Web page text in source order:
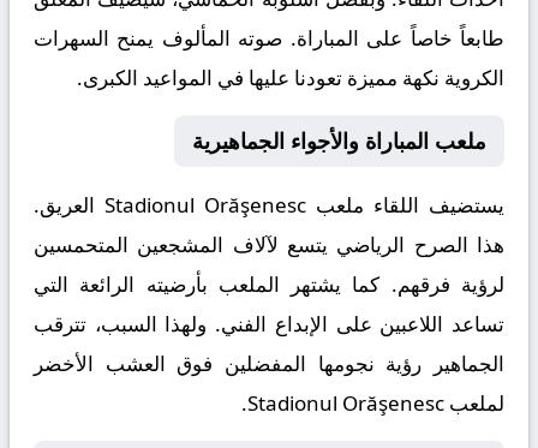
طابعاً خاصاً على المباراة. صوته المألوف يمنح السهرات
الكروية نكهة مميزة تعودنا عليها في المواعيد الكبرى.
ملعب المباراة والأجواء الجماهيرية
يستضيف اللقاء ملعب Stadionul Orăşenesc العريق.
هذا الصرح الرياضي يتسع لآلاف المشجعين المتحمسين
لرؤية فرقهم. كما يشتهر الملعب بأرضيته الرائعة التي
تساعد اللاعبين على الإبداع الفني. ولهذا السبب، تترقب
الجماهير رؤية نجومها المفضلين فوق العشب الأخضر
لملعب Stadionul Orăşenesc.